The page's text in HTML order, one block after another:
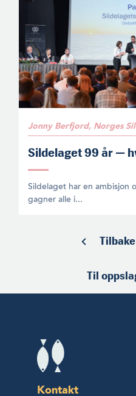
Jonny Berfjord, Norges
Sildelaget 99 år —
Sildelaget har en ambisjon
gagner alle i...
Til
Kontakt